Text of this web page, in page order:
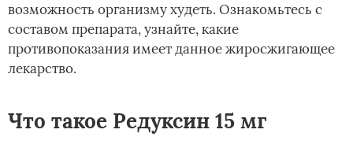
возможность организму худеть. Ознакомьтесь с
составом препарата, узнайте, какие
противопоказания имеет данное жиросжигающее
лекарство.
Что такое Редуксин 15 мг